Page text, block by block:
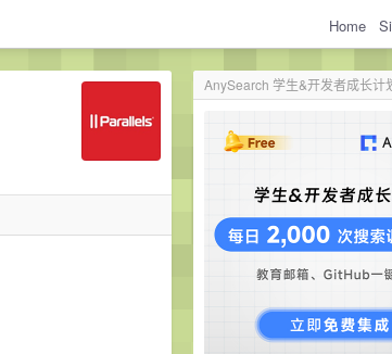
Home
AnySearch 学生&开发者成长计